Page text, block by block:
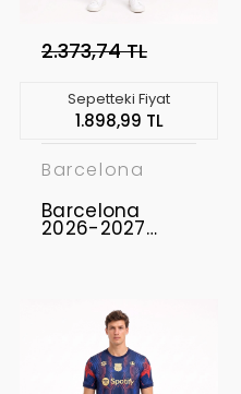
2.373,74 TL
Sepetteki Fiyat
1.898,99 TL
Barcelona
Barcelona
2026-2027